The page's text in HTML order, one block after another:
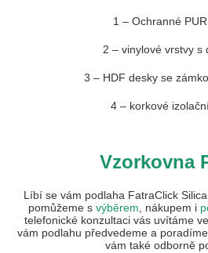
1 – Ochranné
2 – vinylové vrstvy s
3 – HDF desky se
4 – korkové
Vzorkovna
Líbí se vám podlaha FatraClick
pomůžeme s výběrem, nákupem i
telefonické konzultaci vás uvítáme ve
vám podlahu předvedeme a
vám také odborně